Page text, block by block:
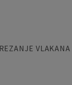
VLAKANA